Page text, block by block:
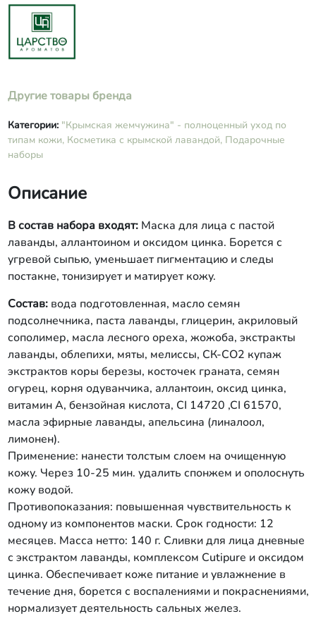
чувствительность к одному из
месяцев. Масса нетто: 140 г. Сливки
для лица дневные с экстрактом
деятельность сальных желез. Состав:
вода подготовленная, масло семян
подсолнечника, глицерин, масла ши,
оливковое, жожоба, Cutipure CLR™,
полисахарид семян тамаринда,
экстракты алоэ, шалфея, оксид цинка,
аммониум акрилоилдиметилтаурат,
акриловый сополимер, калия сорбат,
CI 14720, CI 61570 , масла эфирные
лаванды, апельсина (линалоол,
лимонен). Применение: наносить
утром на очищенную кожу лица
мягкими массирующими движениями.
Противопоказания: повышенная
18 месяцев. Масса нетто: 80 г. Сливки
для лица ночные с экстрактом
морским коллагеном. Питают и
регенерируют кожу во время сна,
успокаивают воспаления, убирают
следы стресса и усталости. Состав:
вода подготовленная, масло семян
подсолнечника, глицерин, масла
персиковое, зародышей пшеницы,
морской, гиалуроновая кислота
Другие товары бренда
Категории: "Крымская жемчужина" - полноценный уход по
типам кожи, Косметика с крымской лавандой, Подарочные
наборы
Описание
В состав набора входят:Маска для лица с пастой
лаванды, аллантоином и оксидом цинка. Борется с
угревой сыпью, уменьшает пигментацию и следы
постакне, тонизирует и матирует кожу.
Состав: вода подготовленная, масло семян
подсолнечника, паста лаванды, глицерин, акриловый
сополимер, масла лесного ореха, жожоба, экстракты
лаванды, облепихи, мяты, мелиссы, СК-СО2 купаж
экстрактов коры березы, косточек граната, семян
огурец, корня одуванчика, аллантоин, оксид цинка,
витамин А, бензойная кислота, CI 14720 ,CI 61570,
масла эфирные лаванды, апельсина (линалоол,
лимонен).
Применение: нанести толстым слоем на очищенную
кожу. Через 10-25 мин. удалить спонжем и ополоснуть
кожу водой.
Противопоказания: повышенная чувствительность к
одному из компонентов маски. Срок годности: 12
месяцев. Масса нетто: 140 г. Сливки для лица дневные
с экстрактом лаванды, комплексом Cutipure и оксидом
цинка. Обеспечивает коже питание и увлажнение в
течение дня, борется с воспалениями и покраснениями,
нормализует деятельность сальных желез.